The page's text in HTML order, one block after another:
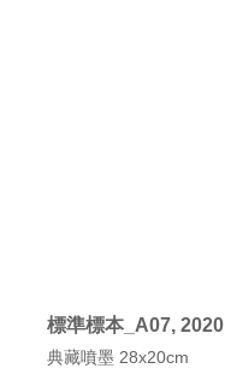
標準標本_A07, 2020
典藏噴墨 28x20cm